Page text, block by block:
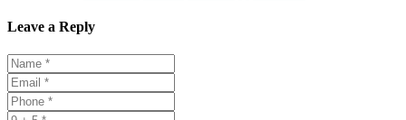
Leave a Reply